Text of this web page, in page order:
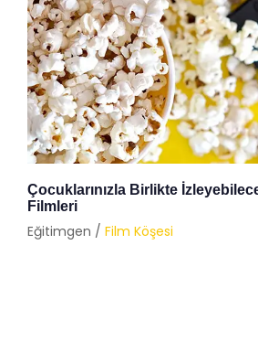
Çocuklarınızla Birlikte
Filmleri
Eğitimgen / Film Köşesi